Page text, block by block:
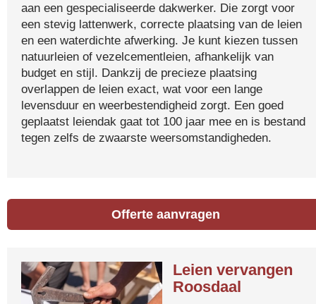
aan een gespecialiseerde dakwerker. Die zorgt voor
een stevig lattenwerk, correcte plaatsing van de leien
en een waterdichte afwerking. Je kunt kiezen tussen
natuurleien of vezelcementleien, afhankelijk van
budget en stijl. Dankzij de precieze plaatsing
overlappen de leien exact, wat voor een lange
levensduur en weerbestendigheid zorgt. Een goed
geplaatst leiendak gaat tot 100 jaar mee en is bestand
tegen zelfs de zwaarste weersomstandigheden.
Offerte aanvragen
Leien vervangen
Roosdaal